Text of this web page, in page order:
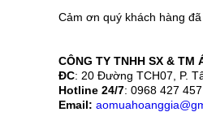
Cảm ơn quý khách hàng
CÔNG TY TNHH SX & TM
ĐC: 20 Đường TCH07, P.
Hotline 24/7: 0968 427 457
Email: